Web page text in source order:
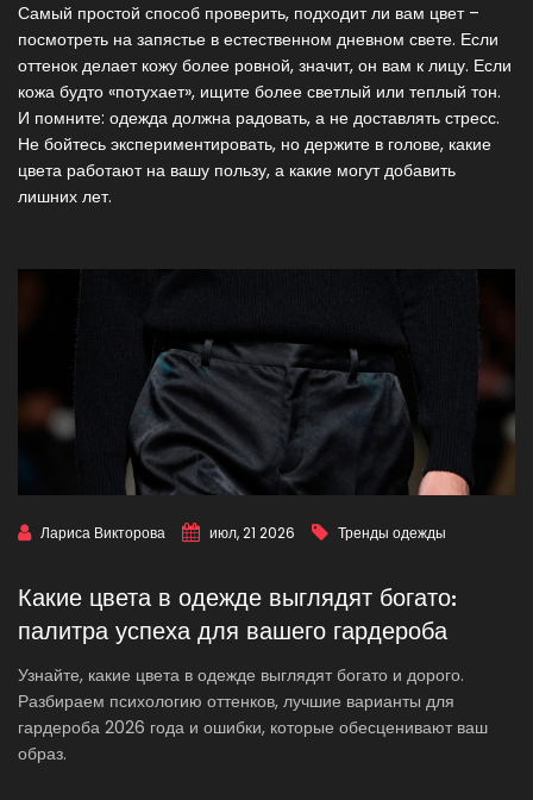
Самый простой способ проверить, подходит ли вам цвет –
посмотреть на запястье в естественном дневном свете. Если
оттенок делает кожу более ровной, значит, он вам к лицу. Если
кожа будто «потухает», ищите более светлый или теплый тон.
И помните: одежда должна радовать, а не доставлять стресс.
Не бойтесь экспериментировать, но держите в голове, какие
цвета работают на вашу пользу, а какие могут добавить
лишних лет.
Лариса Викторова июл, 21 2026 Тренды одежды
Какие цвета в одежде выглядят богато:
палитра успеха для вашего гардероба
Узнайте, какие цвета в одежде выглядят богато и дорого.
Разбираем психологию оттенков, лучшие варианты для
гардероба 2026 года и ошибки, которые обесценивают ваш
образ.